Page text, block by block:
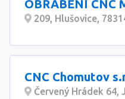
OBRÁBĚNÍ CNC
209, Hlušovice,
CNC Chomutov
Červený Hrádek 64,